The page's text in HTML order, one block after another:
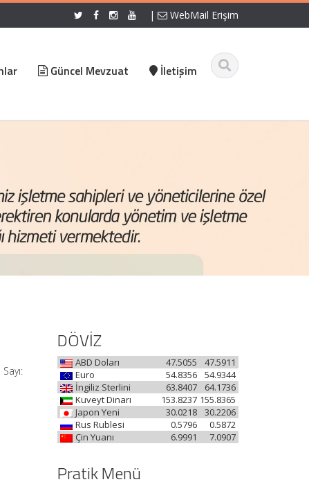
| WebMail Erişim
Güncel Mevzuat İletişim
DÖVİZ
ABD Doları 47.5911
47.5055
Euro
54.9344
54.8356
İngiliz Sterlini
64.1736
63.8407
Kuveyt Dinarı
155.8365
153.8237
Japon Yeni
30.2206
30.0218
Rus Rublesi
0.5872
0.5796
Çin Yuanı
7.0907
6.9991
Pratik Menü